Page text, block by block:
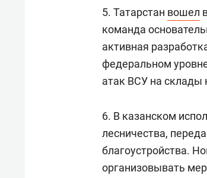
5. Татарстан вошел
команда
активная
федеральном
атак ВСУ на склады
6. В казанском
лесничества,
благоустройства.
организовывать